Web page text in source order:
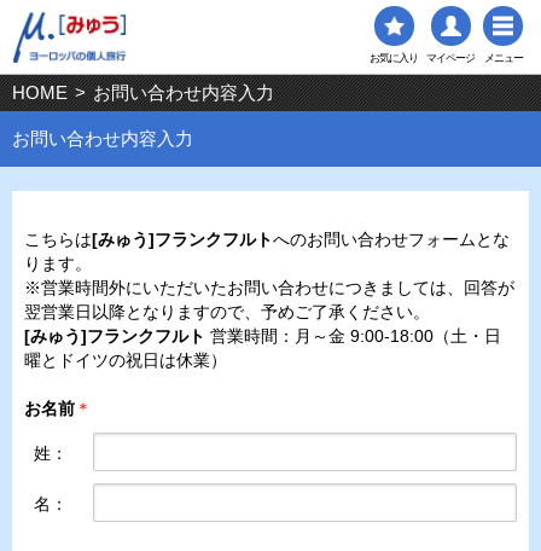
お気に入り マイページ メニュー
HOME > お問い合わせ内容入力
お問い合わせ内容入力
こちらは[みゅう]フランクフルトへのお問い合わせフォームとな
ります。
※営業時間外にいただいたお問い合わせにつきましては、回答が
翌営業日以降となりますので、予めご了承ください。
[みゅう]フランクフルト 営業時間：月～金 9:00-18:00（土・日
曜とドイツの祝日は休業）
お名前 ＊
姓：
名：